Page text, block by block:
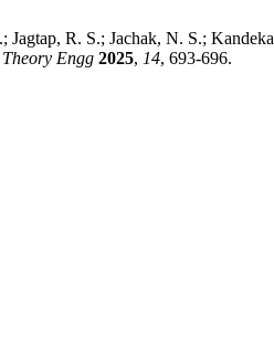
Jagtap, R. S.; Jachak, N. S.;
Engg 2025, 14, 693-696.